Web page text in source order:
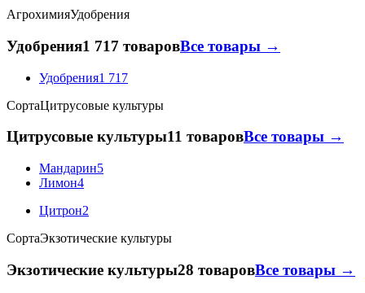
АгрохимияУдобрения
Удобрения1 717 товаровВсе товары →
Удобрения1 717
СортаЦитрусовые культуры
Цитрусовые культуры11 товаровВсе товары →
Мандарин5
Лимон4
Цитрон2
СортаЭкзотические культуры
Экзотические культуры28 товаровВсе товары →